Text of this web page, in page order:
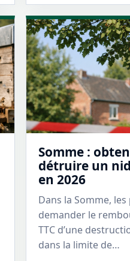
Somme :
détruire un
en 2026
Dans la Somme,
demander le
TTC d’une
dans la limite de…